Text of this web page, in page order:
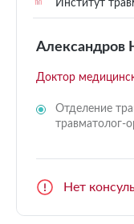
Институт
Александров
Доктор
Отделение
травматолог-
Нет